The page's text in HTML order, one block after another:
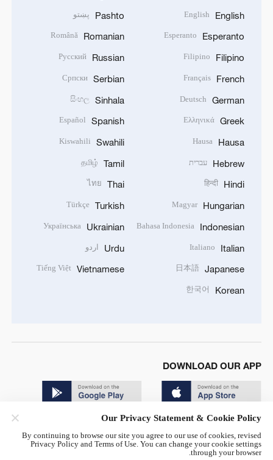
English
English
Esperanto
Esperanto
Filipino
Filipino
French
Français
German
Deutsch
Greek
Ελληνικά
Hausa
Hausa
Hebrew עברית
Hindi
हिन्दी
Hungarian
Magyar
Indonesian
Bahasa Indonesia
Italian
Italiano
Japanese
日本語
Korean
한국어
Pashto پښتو
Romanian
Română
Russian
Русский
Serbian
Српски
Sinhala
සිංහල
Spanish
Español
Swahili
Kiswahili
Tamil
தமிழ்
Thai
ไทย
Turkish
Türkçe
Ukrainian
Українська
Urdu اردو
Vietnamese
Tiếng Việt
DOWNLOAD OUR APP
© China Radio International.CRI. All Rights Reserved. 16A
Our Privacy Statement & Cookie Policy
By continuing to browse our site you agree to our use of cookies, revised
Privacy Policy and Terms of Use. You can change your cookie settings
through your browser.